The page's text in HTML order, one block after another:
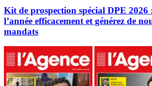
Kit de prospection spécial DPE 2026
l’année efficacement et générez de
mandats